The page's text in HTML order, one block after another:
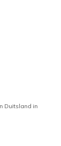
Duitsland in